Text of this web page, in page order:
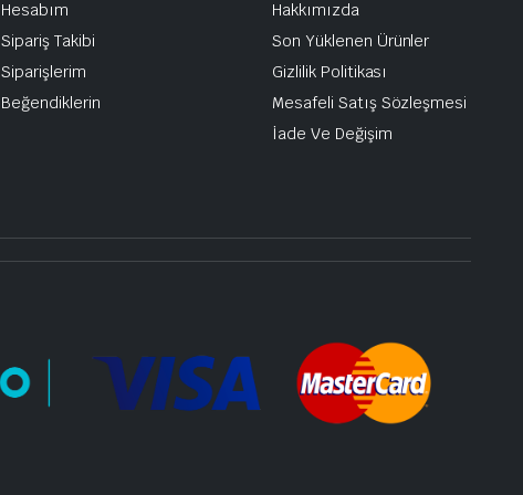
Hesabım
Sipariş Takibi
Siparişlerim
Beğendiklerin
Hakkımızda
Son Yüklenen Ürünler
Gizlilik Politikası
Mesafeli Satış Sözleşmesi
İade Ve Değişim